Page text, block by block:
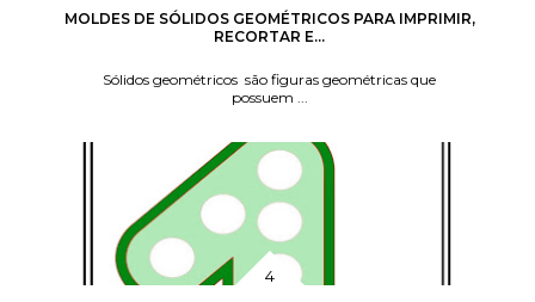
MOLDES DE SÓLIDOS GEOMÉTRICOS PARA IMPRIMIR,
RECORTAR E...
Sólidos geométricos são figuras geométricas que
possuem ...